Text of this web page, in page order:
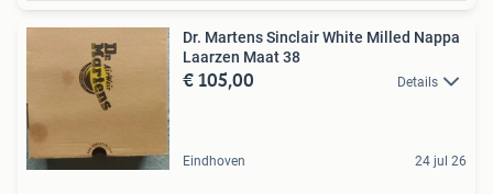
Dr. Martens Sinclair White Milled Nappa
Laarzen Maat 38
€ 105,00 Details
Eindhoven 24 jul 26